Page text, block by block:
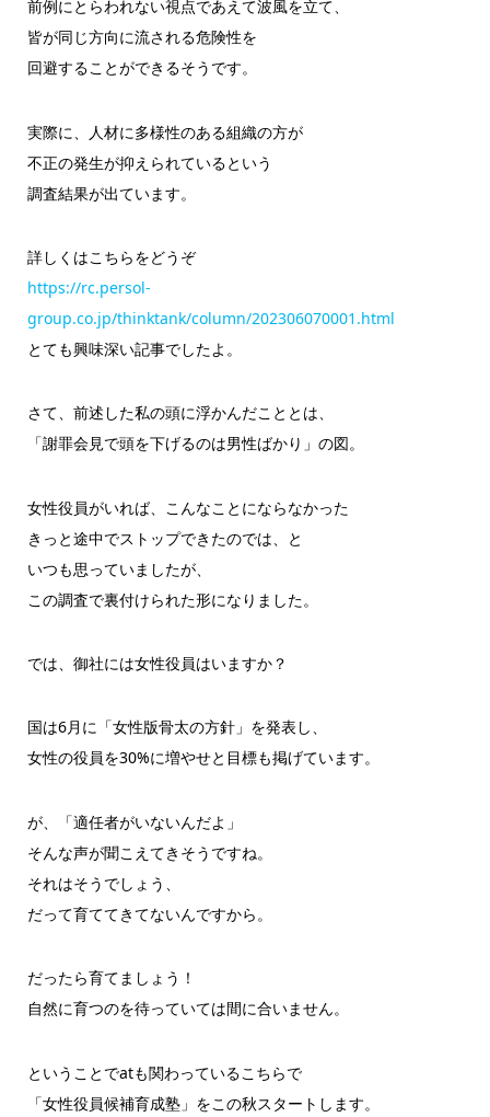
前例にとらわれない視点であえて波風を立て、
皆が同じ方向に流される危険性を
回避することができるそうです。
実際に、人材に多様性のある組織の方が
不正の発生が抑えられているという
調査結果が出ています。
詳しくはこちらをどうぞ
https://rc.persol-
group.co.jp/thinktank/column/202306070001.html
とても興味深い記事でしたよ。
さて、前述した私の頭に浮かんだこととは、
「謝罪会見で頭を下げるのは男性ばかり」の図。
女性役員がいれば、こんなことにならなかった
きっと途中でストップできたのでは、と
いつも思っていましたが、
この調査で裏付けられた形になりました。
では、御社には女性役員はいますか？
国は6月に「女性版骨太の方針」を発表し、
女性の役員を30%に増やせと目標も掲げています。
が、「適任者がいないんだよ」
そんな声が聞こえてきそうですね。
それはそうでしょう、
だって育ててきてないんですから。
だったら育てましょう！
自然に育つのを待っていては間に合いません。
ということでatも関わっているこちらで
「女性役員候補育成塾」をこの秋スタートします。